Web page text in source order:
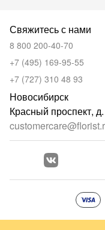
Свяжитесь с нами
8 800 200-40-70
+7 (495) 169-95-55
+7 (727) 310 48 93
Новосибирск
Красный проспект,